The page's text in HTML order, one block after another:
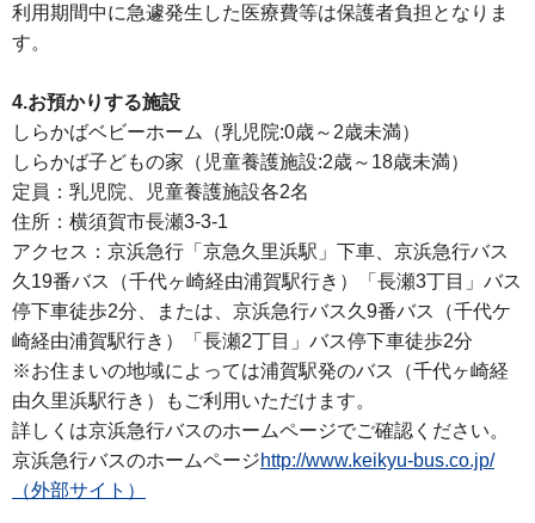
利用期間中に急遽発生した医療費等は保護者負担となりま
す。
4.お預かりする施設
しらかばベビーホーム（乳児院:0歳～2歳未満）
しらかば子どもの家（児童養護施設:2歳～18歳未満）
定員：乳児院、児童養護施設各2名
住所：横須賀市長瀬3-3-1
アクセス：京浜急行「京急久里浜駅」下車、京浜急行バス
久19番バス（千代ヶ崎経由浦賀駅行き）「長瀬3丁目」バス
停下車徒歩2分、または、京浜急行バス久9番バス（千代ケ
崎経由浦賀駅行き）「長瀬2丁目」バス停下車徒歩2分
※お住まいの地域によっては浦賀駅発のバス（千代ヶ崎経
由久里浜駅行き）もご利用いただけます。
詳しくは京浜急行バスのホームページでご確認ください。
京浜急行バスのホームページhttp://www.keikyu-bus.co.jp/
（外部サイト）